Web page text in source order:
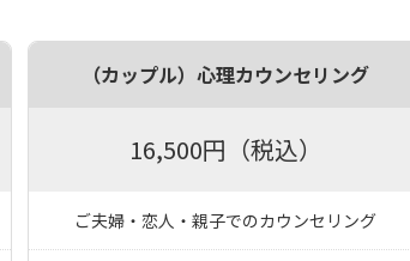
（カップル）心理カウンセリング
16,500円（税込）
ご夫婦・恋人・親子でのカウンセリング